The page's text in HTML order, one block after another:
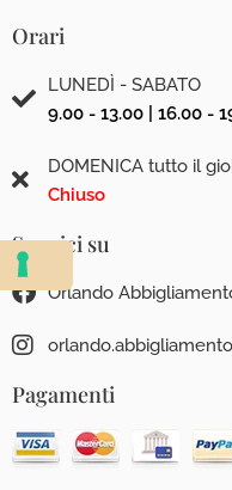
Orari
LUNEDÌ - SABATO
9.00 - 13.00 | 16.00 -
DOMENICA tutto il
Chiuso
Seguici su
Orlando
orlando.abbigliamento
Pagamenti